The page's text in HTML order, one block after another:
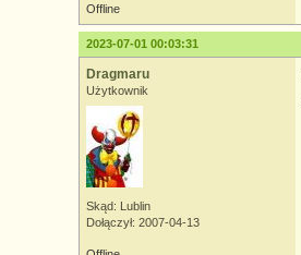
Offline
2023-07-01 00:03:31
Dragmaru
Użytkownik
Skąd: Lublin
Dołączył: 2007-04-13